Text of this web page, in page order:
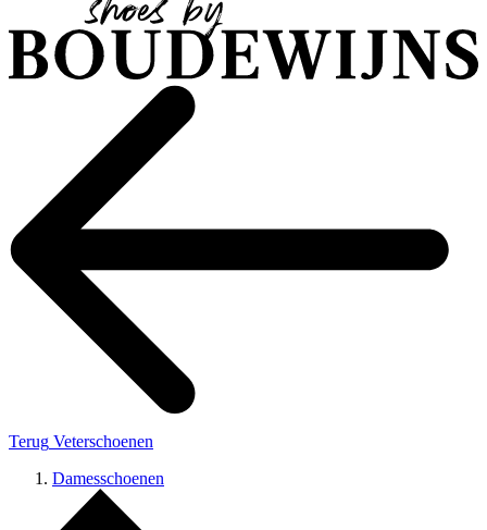
Terug Veterschoenen
Damesschoenen